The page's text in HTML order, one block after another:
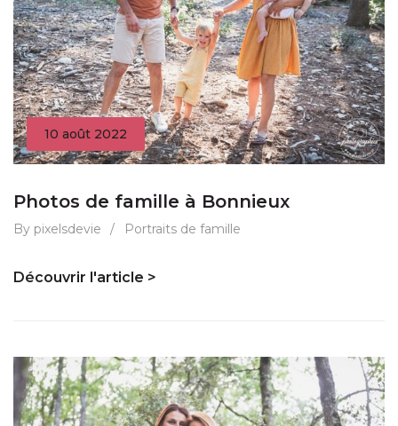
10 août 2022
Photos de famille à Bonnieux
By pixelsdevie / Portraits de famille
Découvrir l'article >